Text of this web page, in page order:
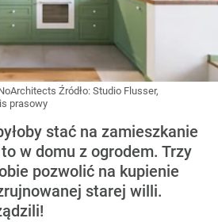
Źródło: Studio Flusser,
prasowy
stać na zamieszkanie
w domu z ogrodem. Trzy
pozwolić na kupienie
starej willi.